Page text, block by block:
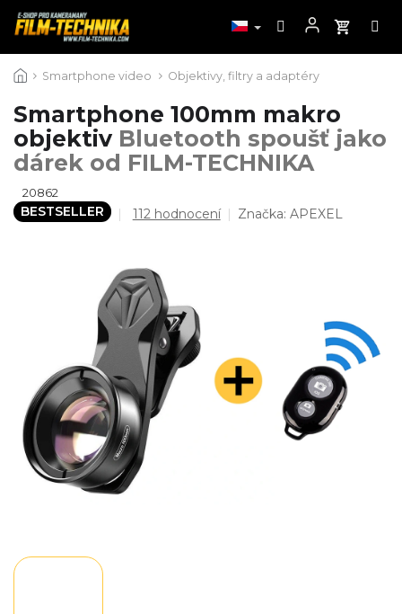
na
Smartphone video Objektivy, filtry a adaptéry
Smartphone 100mm makro
objektiv Bluetooth spoušť jako
dárek od FILM-TECHNIKA
20862
BESTSELLER
Průměrné
4,4
z
5
hvězdiček.
112 hodnocení Značka:APEXEL